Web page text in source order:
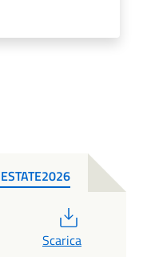
Scarica